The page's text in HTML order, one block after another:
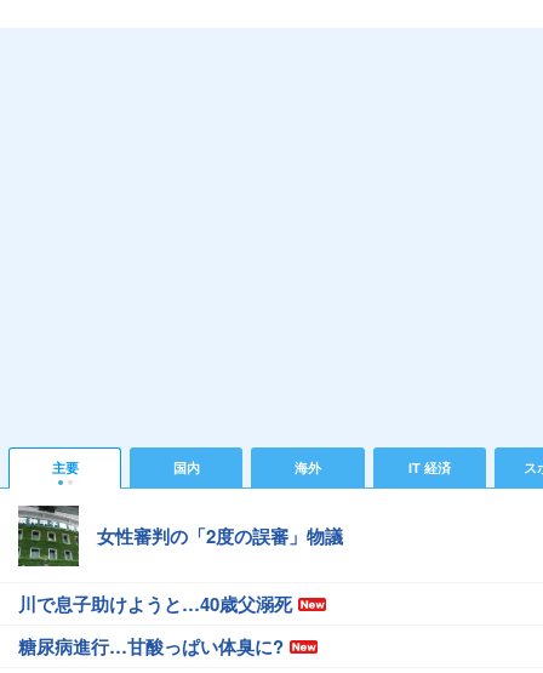
主要 国内 海外 IT 経済 ス
女性審判の「2度の誤審」物議
川で息子助けようと…40歳父溺死
糖尿病進行…甘酸っぱい体臭に?